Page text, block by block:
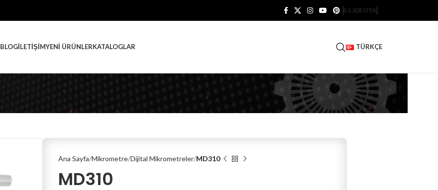
S.S.SDESTEK
BLOGİLETIŞIMYENI ÜRÜNLERKATALOGLAR TÜRKÇE
Ana Sayfa Mikrometre Dijital Mikrometreler MD310
MD310